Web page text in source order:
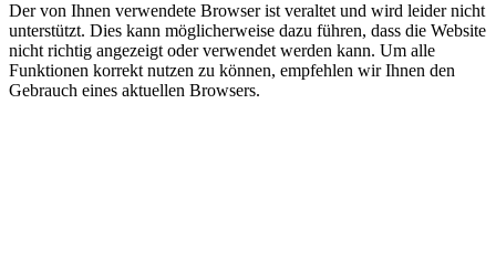
Der von Ihnen verwendete Browser ist veraltet und wird leider nicht
unterstützt. Dies kann möglicherweise dazu führen, dass die Website
nicht richtig angezeigt oder verwendet werden kann. Um alle
Funktionen korrekt nutzen zu können, empfehlen wir Ihnen den
Gebrauch eines aktuellen Browsers.